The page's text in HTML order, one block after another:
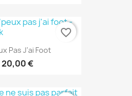
Pas J'ai Foot
20,00 €
favorite_border